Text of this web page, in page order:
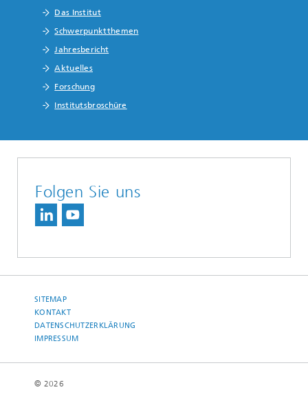
Das Institut
Schwerpunktthemen
Jahresbericht
Aktuelles
Forschung
Institutsbroschüre
Folgen Sie uns
SITEMAP
KONTAKT
DATENSCHUTZERKLÄRUNG
IMPRESSUM
© 2026